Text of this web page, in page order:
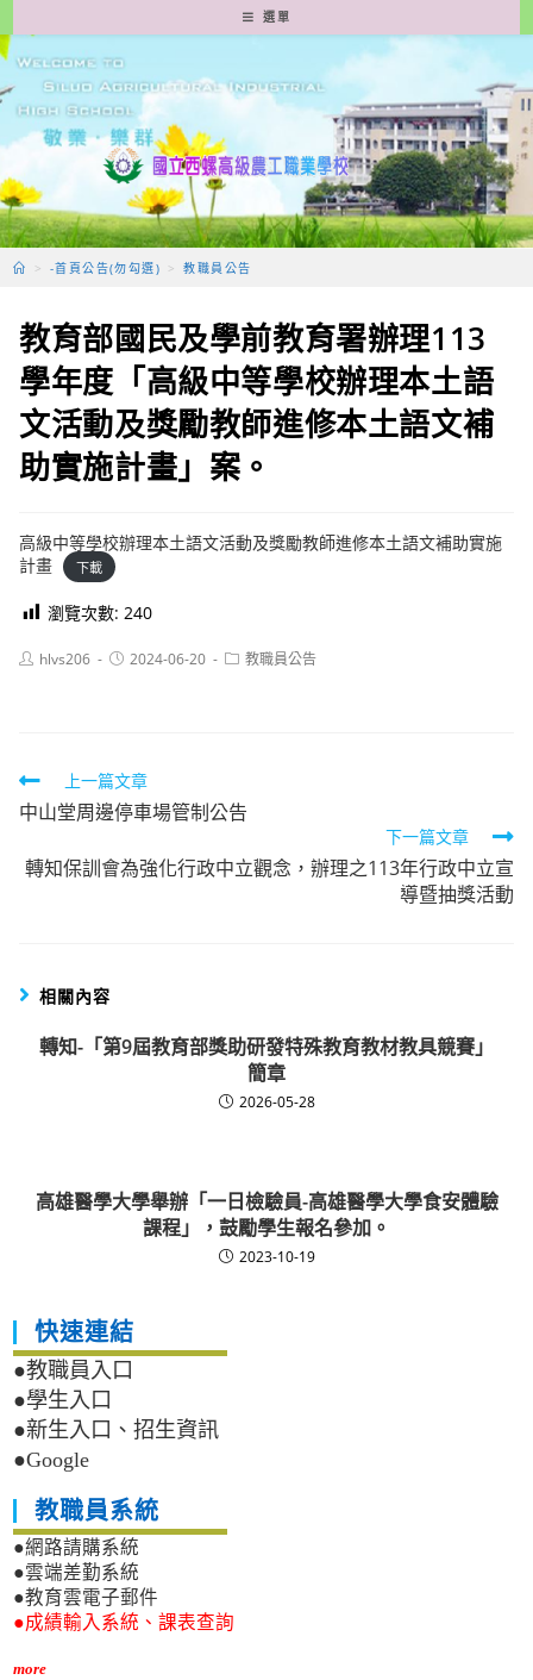
轉
至
要
容
選單
> -首頁公告(勿勾選) > 教職員公告
教育部國民及學前教育署辦理113
學年度「高級中等學校辦理本土語
文活動及獎勵教師進修本土語文補
助實施計畫」案。
高級中等學校辦理本土語文活動及獎勵教師進修本土語文補助實施
計畫
下載
瀏覽次數: 240
Posthlvs206
Post2024-06-20
Post教職員公告
Read
more
articles
上一篇文章
中山堂周邊停車場管制公告
下一篇文章
轉知保訓會為強化行政中立觀念，辦理之113年行政中立宣
導暨抽獎活動
相關內容
轉知-「第9屆教育部獎助研發特殊教育教材教具競賽」
簡章
2026-05-28
高雄醫學大學舉辦「一日檢驗員-高雄醫學大學食安體驗
課程」，鼓勵學生報名參加。
2023-10-19
快速連結
●教職員入口
●學生入口
●新生入口、招生資訊
●Google
教職員系統
●網路請購系統
●雲端差勤系統
●教育雲電子郵件
●成績輸入系統、課表查詢
more